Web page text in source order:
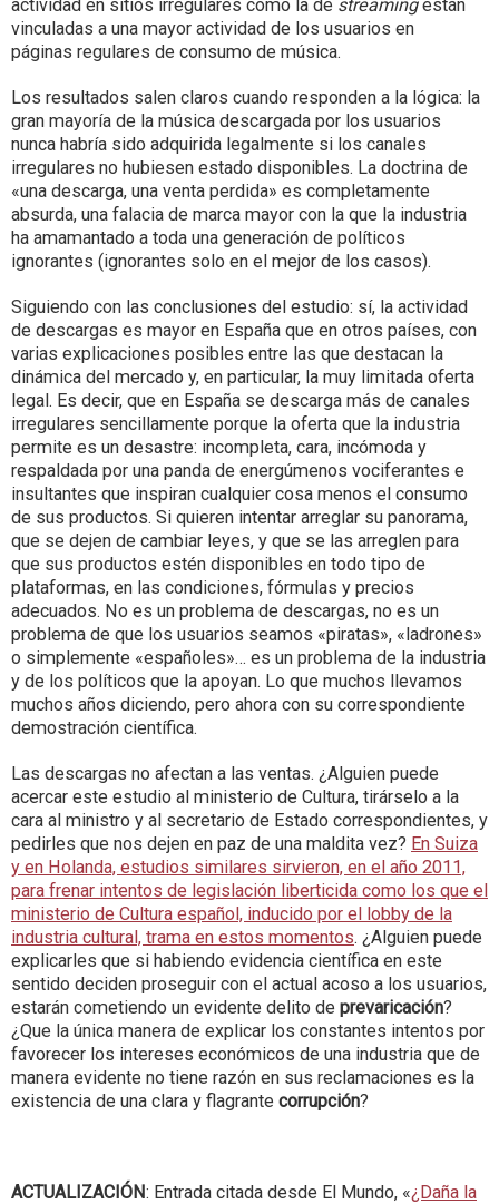
actividad en sitios irregulares como la de streamingestán
vinculadas a una mayor actividad de los usuarios en
páginas regulares de consumo de música.
Los resultados salen claros cuando responden a la lógica: la
gran mayoría de la música descargada por los usuarios
nunca habría sido adquirida legalmente si los canales
irregulares no hubiesen estado disponibles. La doctrina de
«una descarga, una venta perdida» es completamente
absurda, una falacia de marca mayor con la que la industria
ha amamantado a toda una generación de políticos
ignorantes (ignorantes solo en el mejor de los casos).
Siguiendo con las conclusiones del estudio: sí, la actividad
de descargas es mayor en España que en otros países, con
varias explicaciones posibles entre las que destacan la
dinámica del mercado y, en particular, la muy limitada oferta
legal. Es decir, que en España se descarga más de canales
irregulares sencillamente porque la oferta que la industria
permite es un desastre: incompleta, cara, incómoda y
respaldada por una panda de energúmenos vociferantes e
insultantes que inspiran cualquier cosa menos el consumo
de sus productos. Si quieren intentar arreglar su panorama,
que se dejen de cambiar leyes, y que se las arreglen para
que sus productos estén disponibles en todo tipo de
plataformas, en las condiciones, fórmulas y precios
adecuados. No es un problema de descargas, no es un
problema de que los usuarios seamos «piratas», «ladrones»
o simplemente «españoles»… es un problema de la industria
y de los políticos que la apoyan. Lo que muchos llevamos
muchos años diciendo, pero ahora con su correspondiente
demostración científica.
Las descargas no afectan a las ventas. ¿Alguien puede
acercar este estudio al ministerio de Cultura, tirárselo a la
cara al ministro y al secretario de Estado correspondientes, y
pedirles que nos dejen en paz de una maldita vez? En Suiza
y en Holanda, estudios similares sirvieron, en el año 2011,
para frenar intentos de legislación liberticida como los que el
ministerio de Cultura español, inducido por el lobby de la
industria cultural, trama en estos momentos. ¿Alguien puede
explicarles que si habiendo evidencia científica en este
sentido deciden proseguir con el actual acoso a los usuarios,
estarán cometiendo un evidente delito de prevaricación?
¿Que la única manera de explicar los constantes intentos por
favorecer los intereses económicos de una industria que de
manera evidente no tiene razón en sus reclamaciones es la
existencia de una clara y flagrante corrupción?
ACTUALIZACIÓN: Entrada citada desde El Mundo, «¿Daña la